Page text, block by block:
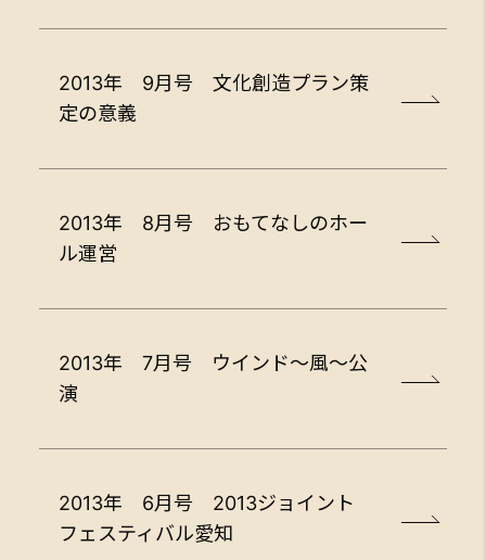
2013年 9月号 文化創造プラン策
定の意義
2013年 8月号 おもてなしのホー
ル運営
2013年 7月号 ウインド～風～公
演
2013年 6月号 2013ジョイント
フェスティバル愛知